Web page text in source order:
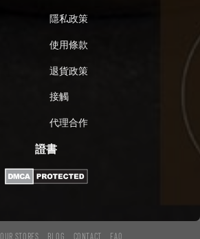
隱私政策
使用條款
退貨政策
接觸
代理合作
證書
OUR STORES BLOG CONTACT FAQ